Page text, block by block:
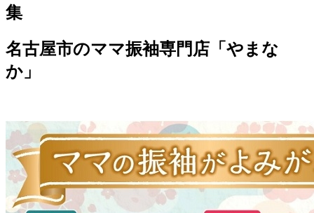
集
名古屋市のママ振袖専門店「やまな
か」